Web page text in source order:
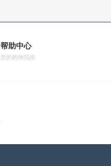
帮助中心
您的购物指南